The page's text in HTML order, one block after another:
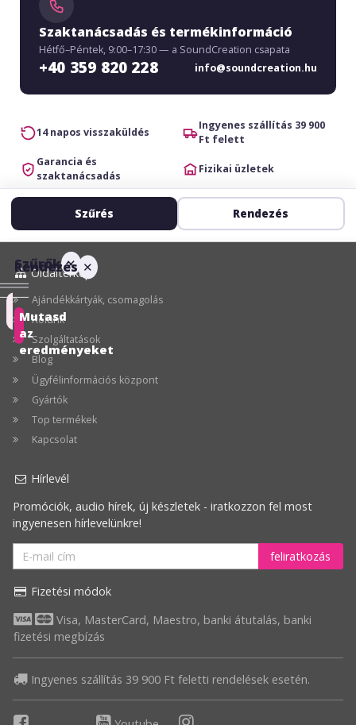
Szaktanácsadás és termékinformáció
Hétfő–Péntek, 9:00–17:30 — a SoundCreation csapata
+40 359 820 228 info@soundcreation.hu
14 napos visszaküldés
Ingyenes szállítás 39 900
Ft felett
Garancia és
szaktanácsadás
Fizikai üzletek
Szűrés Rendezés
Szűrők ✕
Mutasd
az
eredményeket
Rendezés ✕
Ajánlott
Ár
szerint
növekvő
Ár
szerint
akció
Oldaltérkép
Ajándékkártyák, csomagolás
Rólunk
Szolgáltatások
Blog
Ügyfélinformációs központ
Gyártók
Top termékek
Kapcsolat
Hírlevél
Promóciók, audio hírek, új készletek - iratkozzon fel most
ingyenesen hírlevelünkre!
feliratkozás
Fizetési módok
Visa, MasterCard, Maestro, banki átutalás, banki
fizetési megbízás
Ingyenes szállítás 39 900 Ft feletti rendelések esetén.